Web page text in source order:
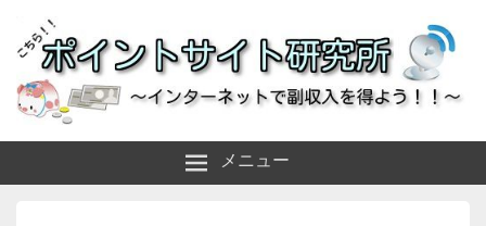
ポイントサイト研究所
メニュー